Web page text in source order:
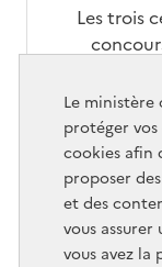
Le
protéger
cookies afin
proposer
et des
vous
vous avez la
Les trois
langues